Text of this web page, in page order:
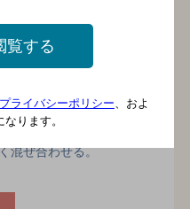
混ぜ合わせる。
覧する
プライバシーポリシー 、およ
ります。